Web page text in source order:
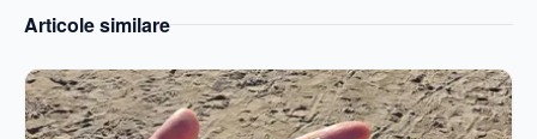
Articole similare